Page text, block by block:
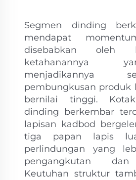
Segmen dinding
mendapat
disebabkan oleh
ketahanannya
menjadikannya
pembungkusan produk
bernilai tinggi.
dinding berkembar
lapisan kadbod
tiga papan lapis
perlindungan yang
pengangkutan dan
Keutuhan struktur